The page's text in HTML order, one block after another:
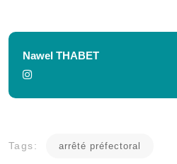
Nawel THABET
Tags: arrêté préfectoral